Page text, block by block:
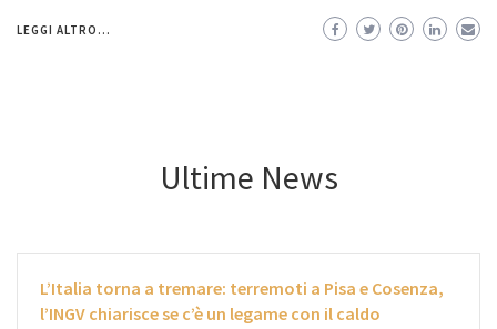
LEGGI ALTRO...
Ultime News
L’Italia torna a tremare: terremoti a Pisa e Cosenza,
l’INGV chiarisce se c’è un legame con il caldo